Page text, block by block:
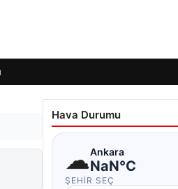
Hava Durumu
☁Ankara
NaN°C
ŞEHIR SEÇ